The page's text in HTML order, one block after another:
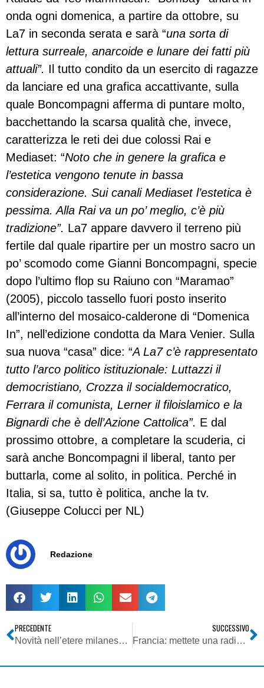
onda ogni domenica, a partire da ottobre, su
La7 in seconda serata e sarà “una sorta di
lettura surreale, anarcoide e lunare dei fatti più
attuali”. Il tutto condito da un esercito di ragazze
da lanciare ed una grafica accattivante, sulla
quale Boncompagni afferma di puntare molto,
bacchettando la scarsa qualità che, invece,
caratterizza le reti dei due colossi Rai e
Mediaset: “Noto che in genere la grafica e
l’estetica vengono tenute in bassa
considerazione. Sui canali Mediaset l’estetica è
pessima. Alla Rai va un po’ meglio, c’è più
tradizione”. La7 appare davvero il terreno più
fertile dal quale ripartire per un mostro sacro un
po’ scomodo come Gianni Boncompagni, specie
dopo l’ultimo flop su Raiuno con “Maramao”
(2005), piccolo tassello fuori posto inserito
all’interno del mosaico-calderone di “Domenica
In”, nell’edizione condotta da Mara Venier. Sulla
sua nuova “casa” dice: “A La7 c’è rappresentato
tutto l’arco politico istituzionale: Luttazzi il
democristiano, Crozza il socialdemocratico,
Ferrara il comunista, Lerner il filoislamico e la
Bignardi che è dell’Azione Cattolica”. E dal
prossimo ottobre, a completare la scuderia, ci
sarà anche Boncompagni il liberal, tanto per
buttarla, come al solito, in politica. Perché in
Italia, si sa, tutto è politica, anche la tv.
(Giuseppe Colucci per NL)
Redazione
PRECEDENTE
Novità nell’etere milanese: dopo tante chiusure parte un nuovo progetto dedicato alla città
SUCCESSIVO
Francia: mettete una radio (FM) nei telefonini!